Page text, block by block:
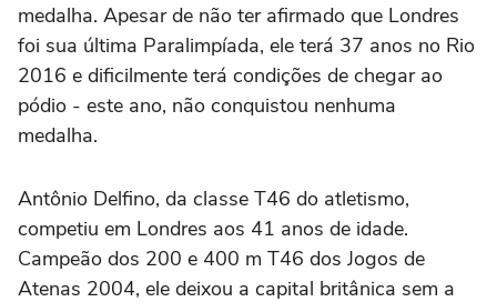
medalha. Apesar de não ter afirmado que Londres
foi sua última Paralimpíada, ele terá 37 anos no Rio
2016 e dificilmente terá condições de chegar ao
pódio - este ano, não conquistou nenhuma
medalha.
Antônio Delfino, da classe T46 do atletismo,
competiu em Londres aos 41 anos de idade.
Campeão dos 200 e 400 m T46 dos Jogos de
Atenas 2004, ele deixou a capital britânica sem a